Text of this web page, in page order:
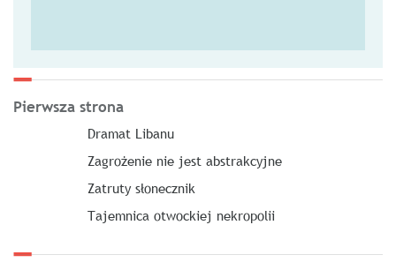
Pierwsza strona
Dramat Libanu
Zagrożenie nie jest abstrakcyjne
Zatruty słonecznik
Tajemnica otwockiej nekropolii